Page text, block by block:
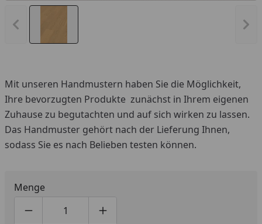
Vorheriges Bild anzeigen
Mit unseren Handmustern haben Sie die Möglichkeit,
Ihre bevorzugten Produkte zunächst in Ihrem eigenen
Zuhause zu begutachten und auf sich wirken zu lassen.
Das Handmuster gehört nach der Lieferung Ihnen,
sodass Sie es nach Belieben testen können.
Menge
Produktmenge um eins verringern
Produktmenge manuell eingeben
Produktmenge um eins erhöhen